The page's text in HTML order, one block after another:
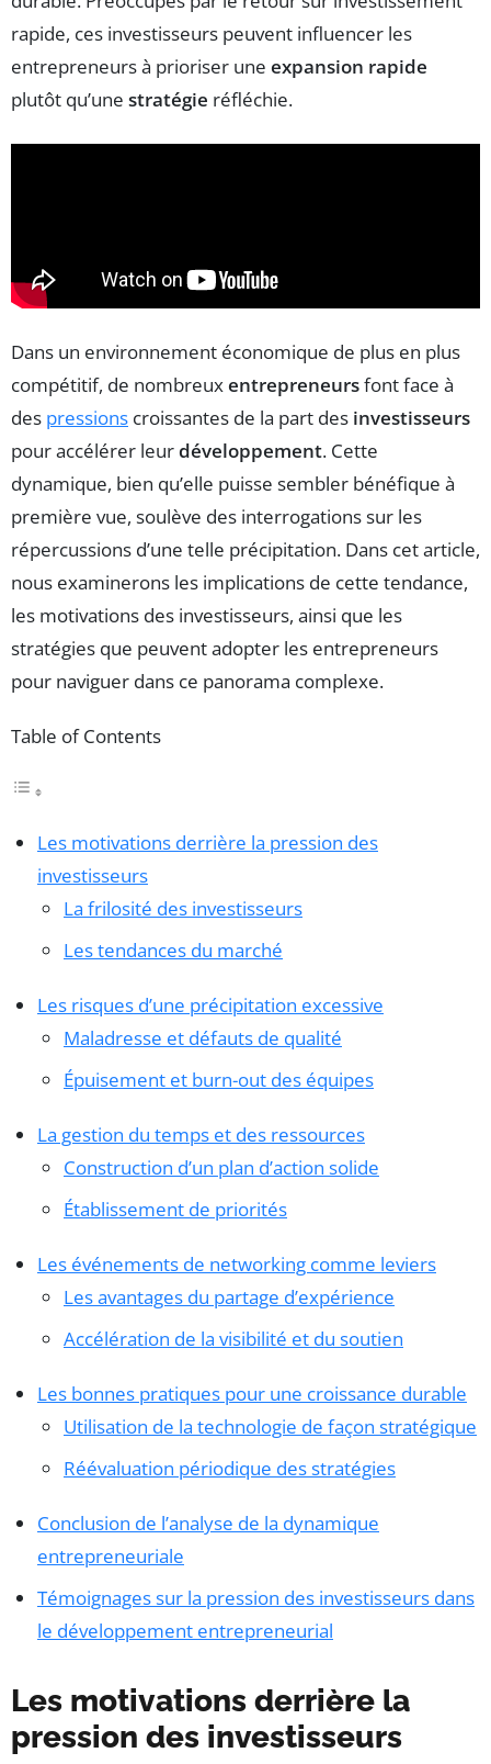
rapide, ces investisseurs peuvent influencer les
entrepreneurs à prioriser une expansion rapide
plutôt qu’une stratégie réfléchie.
Dans un environnement économique de plus en plus
compétitif, de nombreuxentrepreneursfont face à
des pressions croissantes de la part des investisseurs
pour accélérer leurdéveloppement. Cette
dynamique, bien qu’elle puisse sembler bénéfique à
première vue, soulève des interrogations sur les
répercussions d’une telle précipitation. Dans cet article,
nous examinerons les implications de cette tendance,
les motivations des investisseurs, ainsi que les
stratégies que peuvent adopter les entrepreneurs
pour naviguer dans ce panorama complexe.
Table of Contents
Les motivations derrière la pression des
investisseurs
La frilosité des investisseurs
Les tendances du marché
Les risques d’une précipitation excessive
Maladresse et défauts de qualité
Épuisement et burn-out des équipes
La gestion du temps et des ressources
Construction d’un plan d’action solide
Établissement de priorités
Les événements de networking comme leviers
Les avantages du partage d’expérience
Accélération de la visibilité et du soutien
Les bonnes pratiques pour une croissance durable
Utilisation de la technologie de façon stratégique
Réévaluation périodique des stratégies
Conclusion de l’analyse de la dynamique
entrepreneuriale
Témoignages sur la pression des investisseurs dans
le développement entrepreneurial
Les motivations derrière la
pression des investisseurs